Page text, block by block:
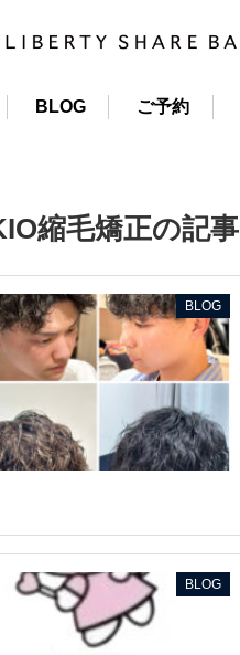
BLOG ご予約
縮毛矯正の記事
BLOG
BLOG